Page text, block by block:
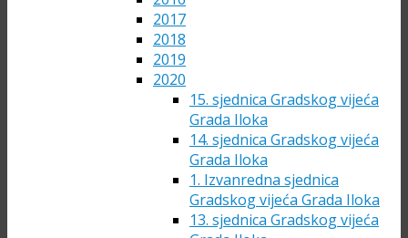
2017
2018
2019
2020
15. sjednica Gradskog vijeća
Grada Iloka
14. sjednica Gradskog vijeća
Grada Iloka
1. Izvanredna sjednica
Gradskog vijeća Grada Iloka
13. sjednica Gradskog vijeća